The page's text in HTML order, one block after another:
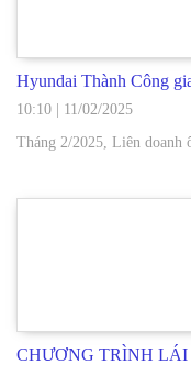
Hyundai Thành Công
10:10
11/02/2025
Tháng 2/2025, Liên doanh
CHƯƠNG TRÌNH